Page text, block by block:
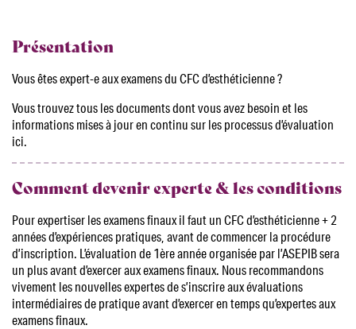
Présentation
Vous êtes expert-e aux examens du CFC d’esthéticienne ?
Vous trouvez tous les documents dont vous avez besoin et les
informations mises à jour en continu sur les processus d’évaluation
ici.
Comment devenir experte & les conditions
Pour expertiser les examens finaux il faut un CFC d’esthéticienne + 2
années d’expériences pratiques, avant de commencer la procédure
d’inscription. L’évaluation de 1ère année organisée par l’ASEPIB sera
un plus avant d’exercer aux examens finaux. Nous recommandons
vivement les nouvelles expertes de s’inscrire aux évaluations
intermédiaires de pratique avant d’exercer en temps qu’expertes aux
examens finaux.